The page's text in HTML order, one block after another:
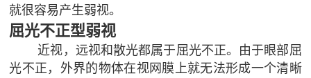
就很容易产生弱视。
屈光不正型弱视
近视，远视和散光都属于屈光不正。由于眼部屈
光不正，外界的物体在视网膜上就无法形成一个清晰